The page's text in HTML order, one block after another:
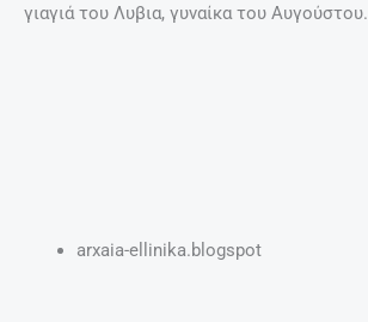
γιαγιά του Λυβια, γυναίκα του Αυγούστου.
arxaia-ellinika.blogspot